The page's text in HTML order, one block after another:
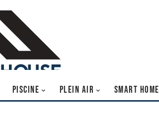
PISCINE PLEIN AIR SMART HOME